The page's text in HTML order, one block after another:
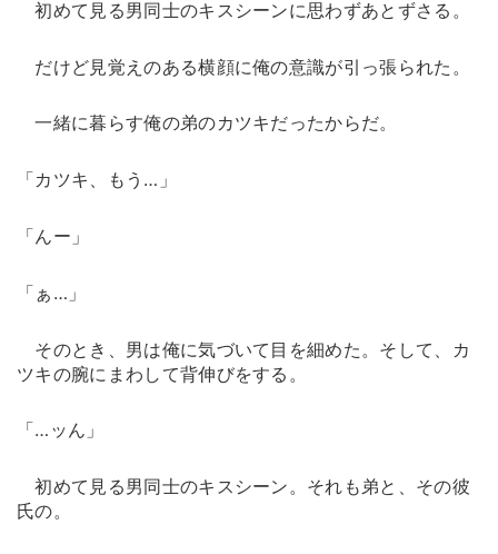
初めて見る男同士のキスシーンに思わずあとずさる。
だけど見覚えのある横顔に俺の意識が引っ張られた。
一緒に暮らす俺の弟のカツキだったからだ。
「カツキ、もう…」
「んー」
「ぁ…」
そのとき、男は俺に気づいて目を細めた。そして、カ
ツキの腕にまわして背伸びをする。
「…ッん」
初めて見る男同士のキスシーン。それも弟と、その彼
氏の。